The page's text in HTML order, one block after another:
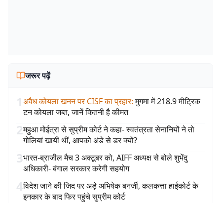
जरूर पढ़ें
1अवैध कोयला खनन पर CISF का प्रहार: मुगमा में 218.9 मीट्रिक
टन कोयला जब्त, जानें कितनी है कीमत
2महुआ मोईत्रा से सुप्रीम कोर्ट ने कहा- स्वतंत्रता सेनानियों ने तो
गोलियां खायीं थीं, आपको अंडे से डर क्यों?
3भारत-ब्राजील मैच 3 अक्टूबर को, AIFF अध्यक्ष से बोले शुभेंदु
अधिकारी- बंगाल सरकार करेगी सहयोग
4विदेश जाने की जिद पर अड़े अभिषेक बनर्जी, कलकत्ता हाईकोर्ट के
इनकार के बाद फिर पहुंचे सुप्रीम कोर्ट